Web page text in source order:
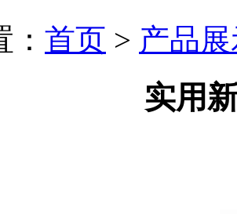
首页 > 产品
实用